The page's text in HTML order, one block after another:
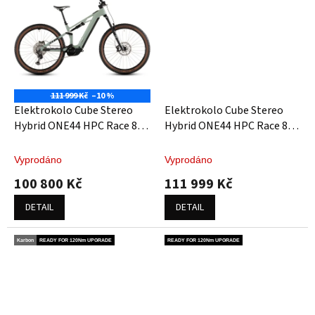
111 999 Kč –10 %
Elektrokolo Cube Stereo
Hybrid ONE44 HPC Race 800
Vyprodáno
100 800 Kč
DETAIL
Elektrokolo Cube Stereo
Hybrid ONE44 HPC Race 800
Vyprodáno
111 999 Kč
DETAIL
Karbon READY FOR 120Nm UPGRADE READY FOR 120Nm UPGRADE